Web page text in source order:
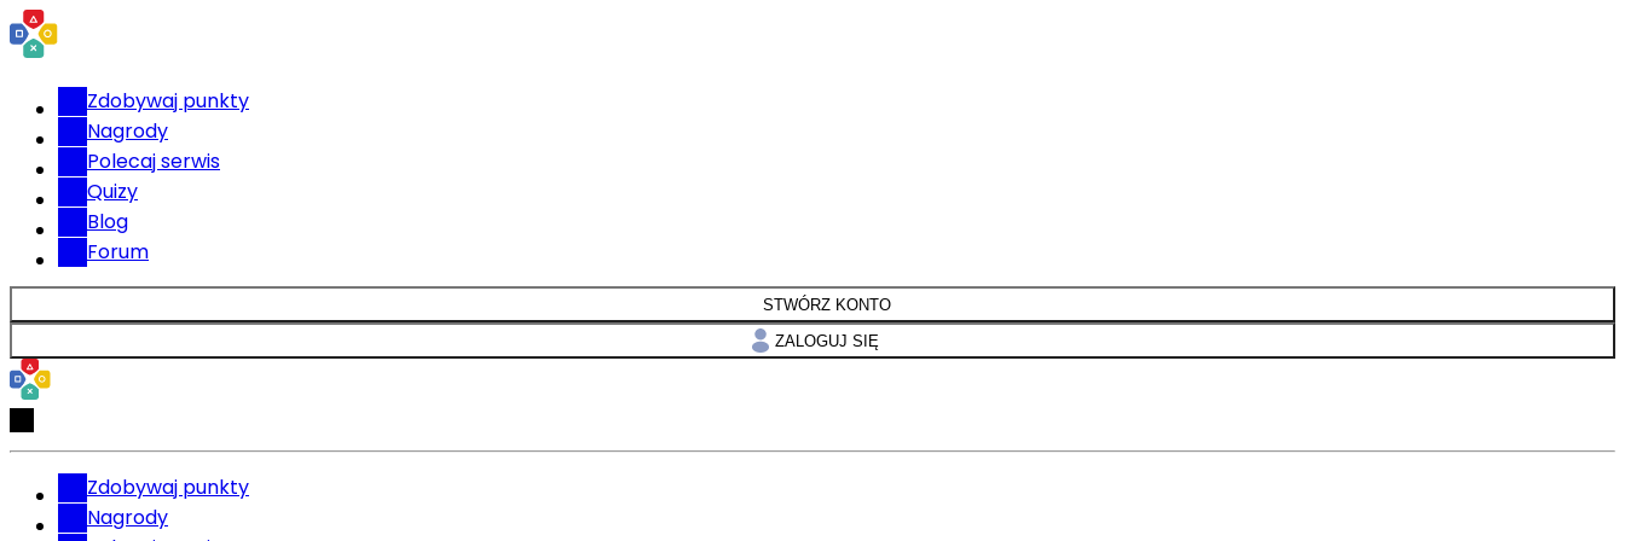
Zdobywaj punkty
Nagrody
Polecaj serwis
Quizy
Blog
Forum
STWÓRZ KONTO
ZALOGUJ SIĘ
Zdobywaj punkty
Nagrody